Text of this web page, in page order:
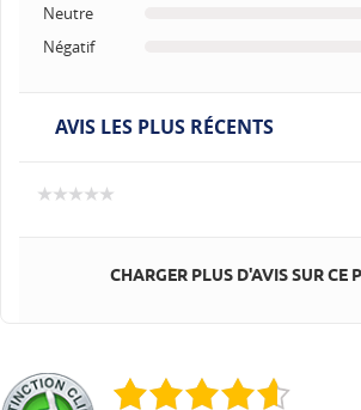
Neutre
Négatif
AVIS LES PLUS RÉCENTS
CHARGER PLUS D'AVIS SUR CE